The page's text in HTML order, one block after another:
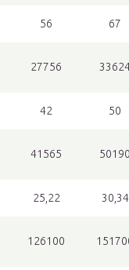
56 67
27756
42 50
41565 50190
25,22 30,34
126100